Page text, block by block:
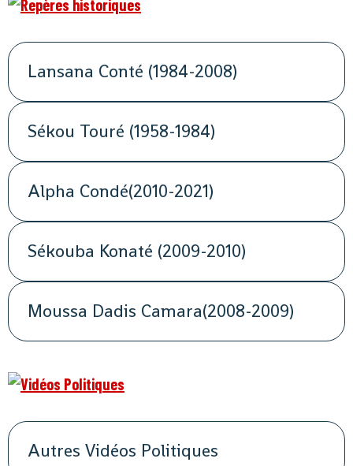
Lansana Conté (1984-2008)
Sékou Touré (1958-1984)
Alpha Condé(2010-2021)
Sékouba Konaté (2009-2010)
Moussa Dadis Camara(2008-2009)
Autres Vidéos Politiques